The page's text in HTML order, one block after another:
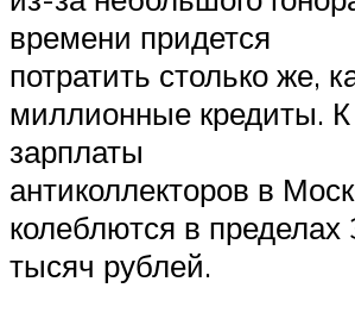
времени придется
потратить столько же,
миллионные кредиты. К
зарплаты
антиколлекторов в
колеблются в пределах
тысяч рублей.